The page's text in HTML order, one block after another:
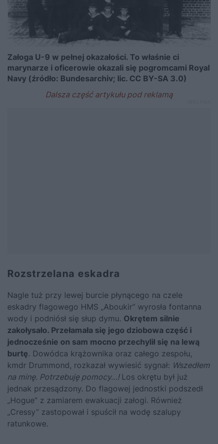
Załoga U-9 w pełnej okazałości. To właśnie ci
marynarze i oficerowie okazali się pogromcami Royal
Navy (źródło: Bundesarchiv; lic. CC BY-SA 3.0)
Rozstrzelana eskadra
Nagle tuż przy lewej burcie płynącego na czele
eskadry flagowego HMS „Aboukir” wyrosła fontanna
wody i podniósł się słup dymu. Okrętem silnie
zakołysało. Przełamała się jego dziobowa część i
jednocześnie on sam mocno przechylił się na lewą
burtę. Dowódca krążownika oraz całego zespołu,
kmdr Drummond, rozkazał wywiesić sygnał: Wszedłem
na minę. Potrzebuję pomocy…!Los okrętu był już
jednak przesądzony. Do flagowej jednostki podszedł
„Hogue” z zamiarem ewakuacji załogi. Również
„Cressy” zastopował i spuścił na wodę szalupy
ratunkowe.